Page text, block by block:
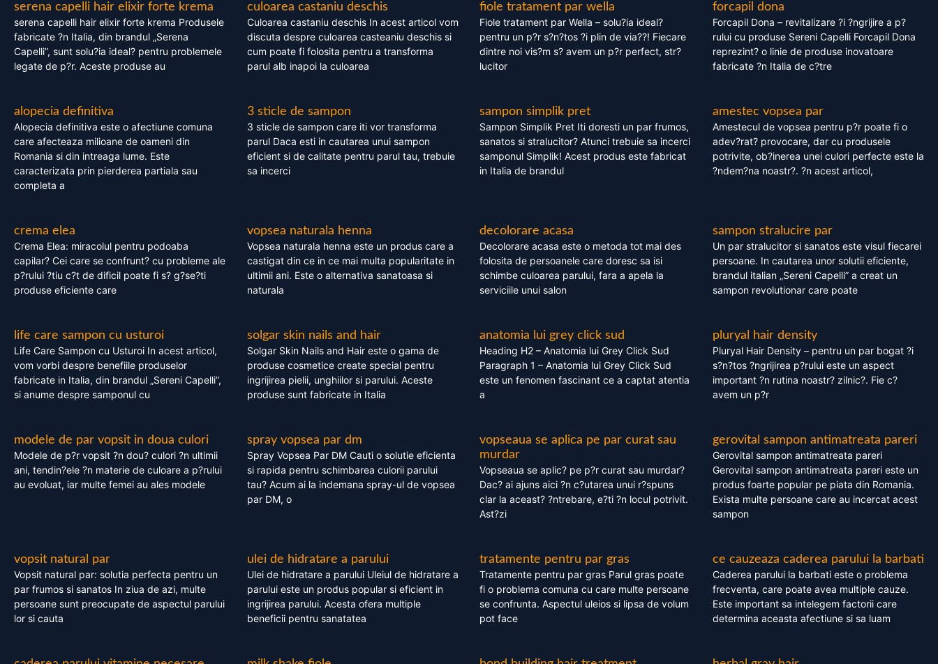
serena capelli hair elixir forte krema
serena capelli hair elixir forte krema Produsele
fabricate ?n Italia, din brandul „Serena
Capelli”, sunt solu?ia ideal? pentru problemele
legate de p?r. Aceste produse au
culoarea castaniu deschis
Culoarea castaniu deschis In acest articol vom
discuta despre culoarea casteaniu deschis si
cum poate fi folosita pentru a transforma
parul alb inapoi la culoarea
fiole tratament par wella
Fiole tratament par Wella – solu?ia ideal?
pentru un p?r s?n?tos ?i plin de via??! Fiecare
dintre noi vis?m s? avem un p?r perfect, str?
lucitor
forcapil dona
Forcapil Dona – revitalizare ?i ?ngrijire a p?
rului cu produse Sereni Capelli Forcapil Dona
reprezint? o linie de produse inovatoare
fabricate ?n Italia de c?tre
alopecia definitiva
Alopecia definitiva este o afectiune comuna
care afecteaza milioane de oameni din
Romania si din intreaga lume. Este
caracterizata prin pierderea partiala sau
completa a
3 sticle de sampon
3 sticle de sampon care iti vor transforma
parul Daca esti in cautarea unui sampon
eficient si de calitate pentru parul tau, trebuie
sa incerci
sampon simplik pret
Sampon Simplik Pret Iti doresti un par frumos,
sanatos si stralucitor? Atunci trebuie sa incerci
samponul Simplik! Acest produs este fabricat
in Italia de brandul
amestec vopsea par
Amestecul de vopsea pentru p?r poate fi o
adev?rat? provocare, dar cu produsele
potrivite, ob?inerea unei culori perfecte este la
?ndem?na noastr?. ?n acest articol,
crema elea
Crema Elea: miracolul pentru podoaba
capilar? Cei care se confrunt? cu probleme ale
p?rului ?tiu c?t de dificil poate fi s? g?se?ti
produse eficiente care
vopsea naturala henna
Vopsea naturala henna este un produs care a
castigat din ce in ce mai multa popularitate in
ultimii ani. Este o alternativa sanatoasa si
naturala
decolorare acasa
Decolorare acasa este o metoda tot mai des
folosita de persoanele care doresc sa isi
schimbe culoarea parului, fara a apela la
serviciile unui salon
sampon stralucire par
Un par stralucitor si sanatos este visul fiecarei
persoane. In cautarea unor solutii eficiente,
brandul italian „Sereni Capelli” a creat un
sampon revolutionar care poate
life care sampon cu usturoi
Life Care Sampon cu Usturoi In acest articol,
vom vorbi despre benefiile produselor
fabricate in Italia, din brandul „Sereni Capelli”,
si anume despre samponul cu
solgar skin nails and hair
Solgar Skin Nails and Hair este o gama de
produse cosmetice create special pentru
ingrijirea pielii, unghiilor si parului. Aceste
produse sunt fabricate in Italia
anatomia lui grey click sud
Heading H2 – Anatomia lui Grey Click Sud
Paragraph 1 – Anatomia lui Grey Click Sud
este un fenomen fascinant ce a captat atentia
a
pluryal hair density
Pluryal Hair Density – pentru un par bogat ?i
s?n?tos ?ngrijirea p?rului este un aspect
important ?n rutina noastr? zilnic?. Fie c?
avem un p?r
modele de par vopsit in doua culori
Modele de p?r vopsit ?n dou? culori ?n ultimii
ani, tendin?ele ?n materie de culoare a p?rului
au evoluat, iar multe femei au ales modele
spray vopsea par dm
Spray Vopsea Par DM Cauti o solutie eficienta
si rapida pentru schimbarea culorii parului
tau? Acum ai la indemana spray-ul de vopsea
par DM, o
vopseaua se aplica pe par curat sau
murdar
Vopseaua se aplic? pe p?r curat sau murdar?
Dac? ai ajuns aici ?n c?utarea unui r?spuns
clar la aceast? ?ntrebare, e?ti ?n locul potrivit.
Ast?zi
gerovital sampon antimatreata pareri
Gerovital sampon antimatreata pareri
Gerovital sampon antimatreata pareri este un
produs foarte popular pe piata din Romania.
Exista multe persoane care au incercat acest
sampon
vopsit natural par
Vopsit natural par: solutia perfecta pentru un
par frumos si sanatos In ziua de azi, multe
persoane sunt preocupate de aspectul parului
lor si cauta
ulei de hidratare a parului
Ulei de hidratare a parului Uleiul de hidratare a
parului este un produs popular si eficient in
ingrijirea parului. Acesta ofera multiple
beneficii pentru sanatatea
tratamente pentru par gras
Tratamente pentru par gras Parul gras poate
fi o problema comuna cu care multe persoane
se confrunta. Aspectul uleios si lipsa de volum
pot face
ce cauzeaza caderea parului la barbati
Caderea parului la barbati este o problema
frecventa, care poate avea multiple cauze.
Este important sa intelegem factorii care
determina aceasta afectiune si sa luam